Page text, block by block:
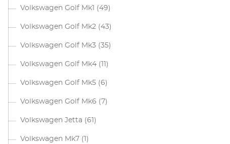
Volkswagen Golf Mk1 (49)
Volkswagen Golf Mk2 (43)
Volkswagen Golf Mk3 (35)
Volkswagen Golf Mk4 (11)
Volkswagen Golf Mk5 (6)
Volkswagen Golf Mk6 (7)
Volkswagen Jetta (61)
Volkswagen Mk7 (1)